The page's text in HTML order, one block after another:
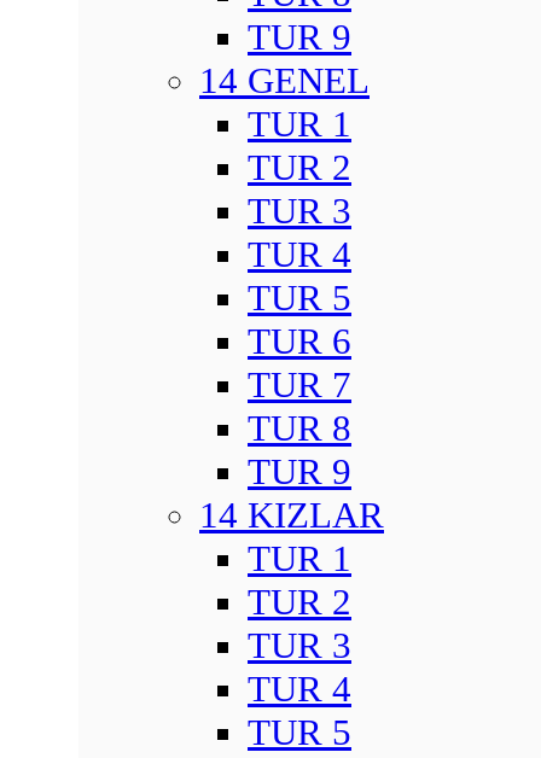
TUR 9
14 GENEL
TUR 1
TUR 2
TUR 3
TUR 4
TUR 5
TUR 6
TUR 7
TUR 8
TUR 9
14 KIZLAR
TUR 1
TUR 2
TUR 3
TUR 4
TUR 5